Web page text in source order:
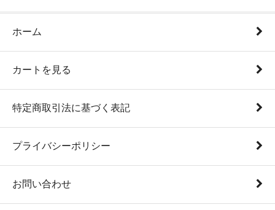
ホーム
カートを見る
特定商取引法に基づく表記
プライバシーポリシー
お問い合わせ